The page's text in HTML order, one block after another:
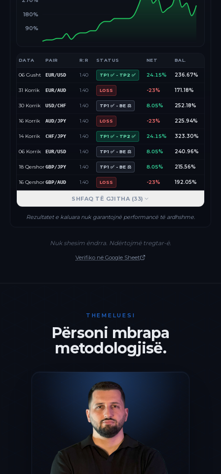
90%
180%
DATA PAIR R:R STATUS NET BAL.
06 Gusht EUR/USD 1.40 TP1 ✅ - TP2 ✅ 24.15% 236.67%
31 Korrik EUR/AUD 1.40 LOSS -23% 171.18%
30 Korrik USD/CHF 1.40 TP1 ✅ - BE ⚖️ 8.05% 252.18%
16 Korrik AUD/JPY 1.40 LOSS -23% 225.94%
14 Korrik CHF/JPY 1.40 TP1 ✅ - TP2 ✅ 24.15% 323.30%
06 Korrik EUR/USD 1.40 TP1 ✅ - BE ⚖️ 8.05% 240.96%
18 QershorGBP/JPY 1.40 TP1 ✅ - BE ⚖️ 8.05% 215.56%
16 QershorGBP/AUD 1.40 LOSS -23% 192.05%
SHFAQ TË GJITHA (33)
Rezultatet e kaluara nuk garantojnë performancë të ardhshme.
Nuk shesim ëndrra. Ndërtojmë tregtar-ë.
Verifiko në Google Sheet
THEMELUESI
Përsoni mbrapa
metodologjisë.